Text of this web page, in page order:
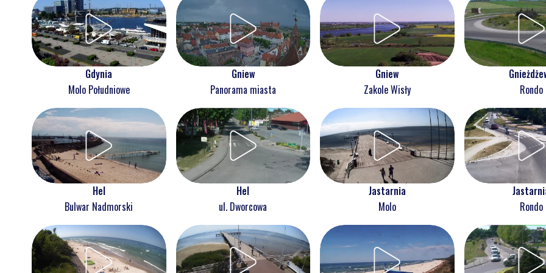
Gdynia
Molo Południowe
Gniew
Panorama miasta
Gniew
Zakole Wisły
Rondo
Hel
Bulwar Nadmorski
Hel
ul. Dworcowa
Jastarnia
Molo
Rondo